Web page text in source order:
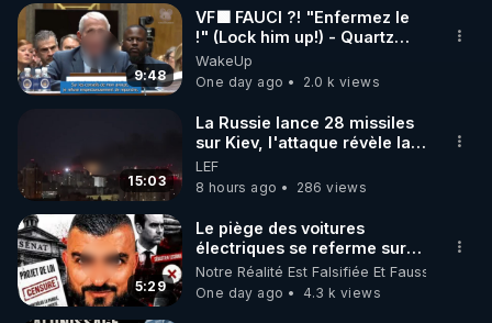
▶ 30 jours gratuit sur l’application de méditation et
de bien-être ENVOL :
Rendez-vous sur https://www.envol.app/code
le code : REGENERE
9:48
VF🟩 FAUCI ?! "Enfermez le
!" (Lock him up!) - Quartz
Traduction
WakeUp
One day ago
2.0 k views
15:03
La Russie lance 28 missiles
sur Kiev, l'attaque révèle la
faiblesse de Kiev
LEF
8 hours ago
286 views
5:29
Le piège des voitures
électriques se referme sur
les usagers !
Notre Réalité Est Falsifiée Et Fausse
One day ago
4.3 k views